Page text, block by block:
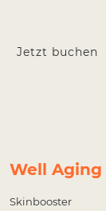
Jetzt buchen
Well Aging